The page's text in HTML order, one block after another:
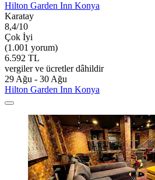
Hilton Garden Inn Konya
Karatay
8,4/10
Çok İyi
(1.001 yorum)
6.592 TL
vergiler ve ücretler dâhildir
29 Ağu - 30 Ağu
Hilton Garden Inn Konya